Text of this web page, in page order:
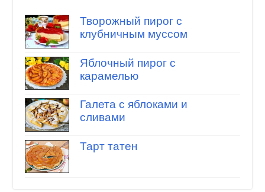
Творожный пирог с
клубничным муссом
Яблочный пирог с
карамелью
Галета с яблоками и
сливами
Тарт татен